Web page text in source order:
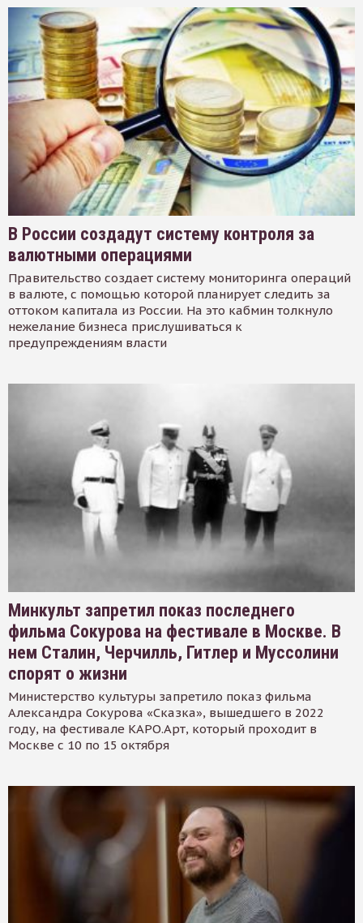
В России создадут систему контроля за
валютными операциями
Правительство создает систему мониторинга операций
в валюте, с помощью которой планирует следить за
оттоком капитала из России. На это кабмин толкнуло
нежелание бизнеса прислушиваться к
предупреждениям власти
Минкульт запретил показ последнего
фильма Сокурова на фестивале в Москве. В
нем Сталин, Черчилль, Гитлер и Муссолини
спорят о жизни
Министерство культуры запретило показ фильма
Александра Сокурова «Сказка», вышедшего в 2022
году, на фестивале КАРО.Арт, который проходит в
Москве с 10 по 15 октября